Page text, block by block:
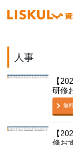
人事
【
研修
無
【
修お